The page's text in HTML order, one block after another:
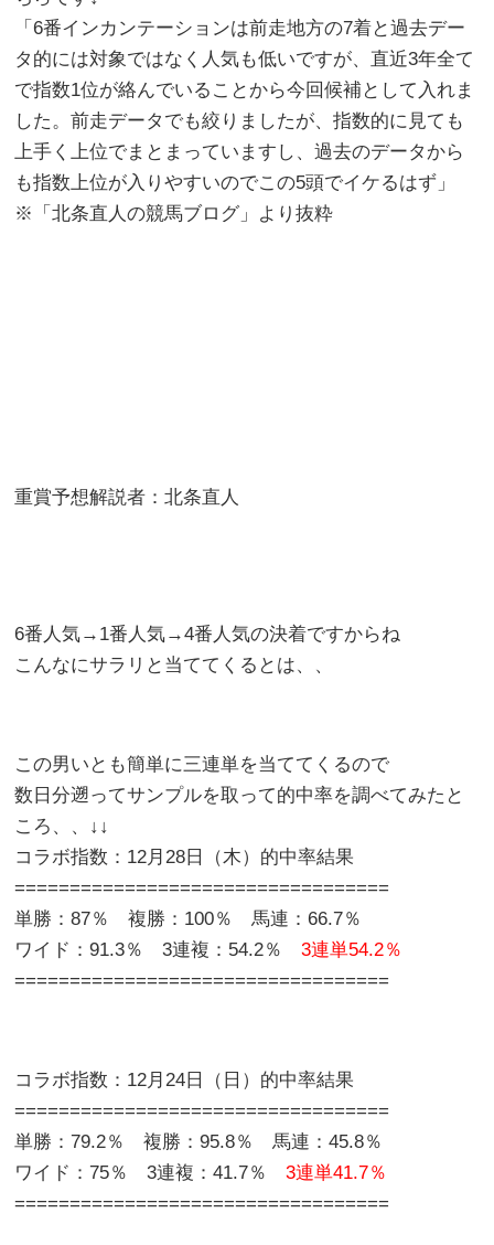
「6番インカンテーションは前走地方の7着と過去デー
タ的には対象ではなく人気も低いですが、直近3年全て
で指数1位が絡んでいることから今回候補として入れま
した。前走データでも絞りましたが、指数的に見ても
上手く上位でまとまっていますし、過去のデータから
も指数上位が入りやすいのでこの5頭でイケるはず」
※「北条直人の競馬ブログ」より抜粋
重賞予想解説者：北条直人
6番人気→1番人気→4番人気の決着ですからね
こんなにサラリと当ててくるとは、、
この男いとも簡単に三連単を当ててくるので
数日分遡ってサンプルを取って的中率を調べてみたと
ころ、、↓↓
コラボ指数：12月28日（木）的中率結果
==================================
単勝：87％ 複勝：100％ 馬連：66.7％
ワイド：91.3％ 3連複：54.2％3連単54.2％
==================================
コラボ指数：12月24日（日）的中率結果
==================================
単勝：79.2％ 複勝：95.8％ 馬連：45.8％
ワイド：75％ 3連複：41.7％3連単41.7％
==================================